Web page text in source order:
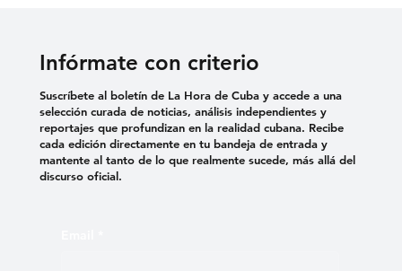
Infórmate con criterio
Suscríbete al boletín de La Hora de Cuba y accede a una
selección curada de noticias, análisis independientes y
reportajes que profundizan en la realidad cubana. Recibe
cada edición directamente en tu bandeja de entrada y
mantente al tanto de lo que realmente sucede, más allá del
discurso oficial.